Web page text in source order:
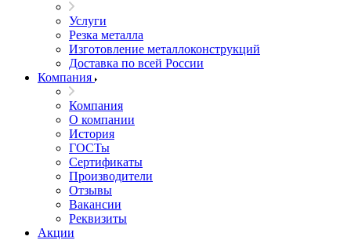
Услуги
Резка металла
Изготовление металлоконструкций
Доставка по всей России
Компания
Компания
О компании
История
ГОСТы
Сертификаты
Производители
Отзывы
Вакансии
Реквизиты
Акции